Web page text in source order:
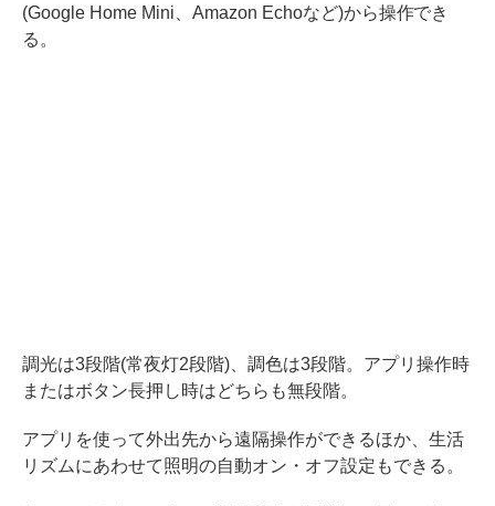
(Google Home Mini、Amazon Echoなど)から操作でき
る。
調光は3段階(常夜灯2段階)、調色は3段階。アプリ操作時
またはボタン長押し時はどちらも無段階。
アプリを使って外出先から遠隔操作ができるほか、生活
リズムにあわせて照明の自動オン・オフ設定もできる。